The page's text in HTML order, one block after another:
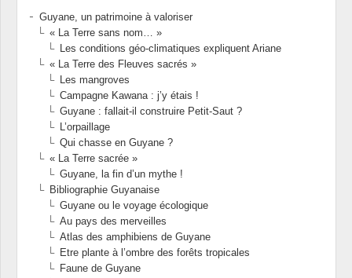
Guyane, un patrimoine à valoriser
« La Terre sans nom… »
Les conditions géo-climatiques expliquent Ariane
« La Terre des Fleuves sacrés »
Les mangroves
Campagne Kawana : j’y étais !
Guyane : fallait-il construire Petit-Saut ?
L’orpaillage
Qui chasse en Guyane ?
« La Terre sacrée »
Guyane, la fin d’un mythe !
Bibliographie Guyanaise
Guyane ou le voyage écologique
Au pays des merveilles
Atlas des amphibiens de Guyane
Etre plante à l’ombre des forêts tropicales
Faune de Guyane